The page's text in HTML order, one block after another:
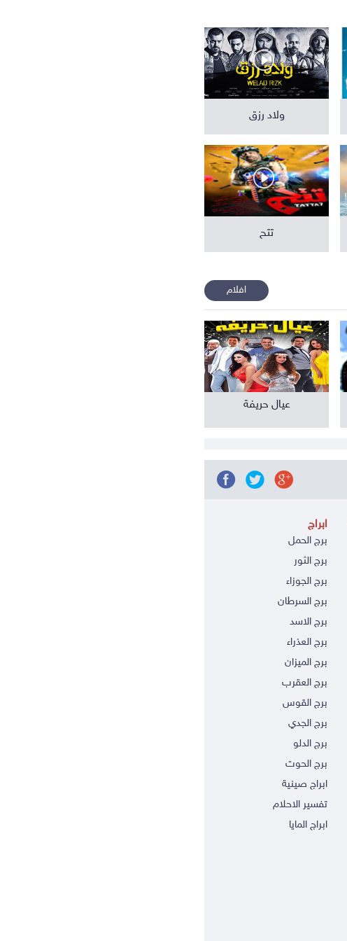
ولاد رزق
تتح
افلام
عيال حريفة
ابراج
برج الحمل
برج الثور
برج الجوزاء
برج السرطان
برج الاسد
برج العذراء
برج الميزان
برج العقرب
برج القوس
برج الجدي
برج الدلو
برج الحوت
ابراج صينية
تفسير الاحلام
ابراج المايا